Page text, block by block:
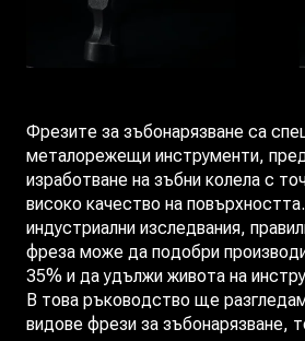
Фрезите за зъбонарязване са
металорежещи инструменти,
изработване на зъбни колела с
високо качество на
индустриални изследвания,
фреза може да подобри
35% и да удължи живота на
В това ръководство ще
видове фрези за зъбонарязване,